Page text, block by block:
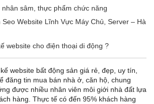
nhân sâm, thực phẩm chức năng
Seo Website Lĩnh Vực Máy Chủ, Server – Hà
website cho điện thoại di động ?
website bất động sản giá rẻ, đẹp, uy tín,
đăng tin mua bán nhà ở, căn hộ, chung
được nhiều nhân viên môi giới nhà đất lựa
hàng. Thực tế có đến 95% khách hàng